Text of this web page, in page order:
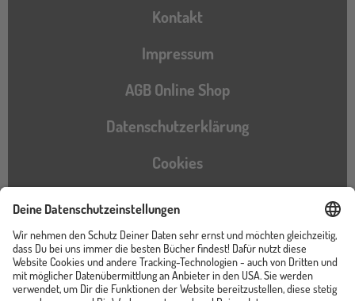
Kontakt
Impressum
AGB Online Shop
Datenschutzerklärung
Cookies
Barrierefreiheitserklärung
Instagram
TikTokPinterestYouTubeFacebook